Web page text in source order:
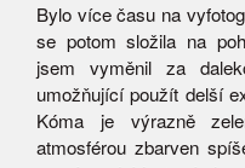
Bylo více času na
se potom složila na
jsem vyměnil za
umožňující použít delší
Kóma je výrazně
atmosférou zbarven